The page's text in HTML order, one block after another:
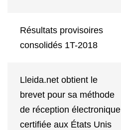
Résultats provisoires
consolidés 1T-2018
Lleida.net obtient le
brevet pour sa méthode
de réception électronique
certifiée aux États Unis